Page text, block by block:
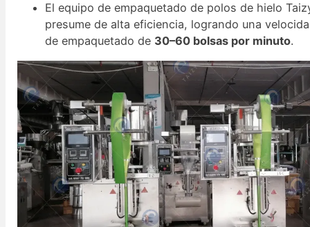
El equipo de empaquetado de polos de hielo
presume de alta eficiencia, logrando una
de empaquetado de 30–60 bolsas por minuto.